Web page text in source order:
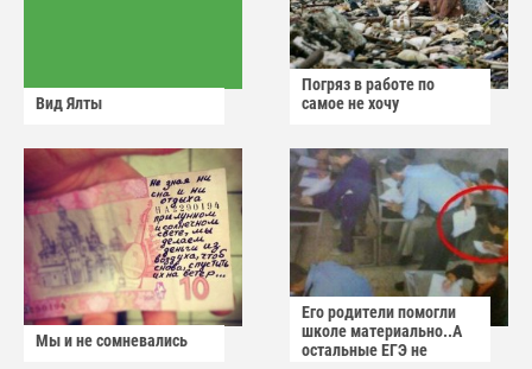
Вид Ялты
Погряз в работе по
самое не хочу
Мы и не сомневались
Его родители помогли
школе материально..А
остальные ЕГЭ не